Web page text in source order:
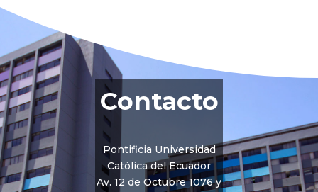
Contacto
Pontificia Universidad
Católica del Ecuador
Av. 12 de Octubre 1076 y